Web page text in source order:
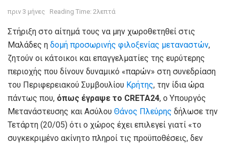
πριν 3 μήνες Reading Time: 2λεπτά
Στήριξη στο αίτημά τους να μην χωροθετηθεί στις
Μαλάδες η δομή προσωρινής φιλοξενίας μεταναστών,
ζητούν οι κάτοικοι και επαγγελματίες της ευρύτερης
περιοχής που δίνουν δυναμικό «παρών» στη συνεδρίαση
του Περιφερειακού Συμβουλίου Κρήτης, την ίδια ώρα
πάντως που, όπως έγραψε το CRETA24, o Υπουργός
Μετανάστευσης και Ασύλου Θάνος Πλεύρης δήλωσε την
Τετάρτη (20/05) ότι ο χώρος έχει επιλεγεί γιατί «το
συγκεκριμένο ακίνητο πληροί τις προϋποθέσεις, δεν